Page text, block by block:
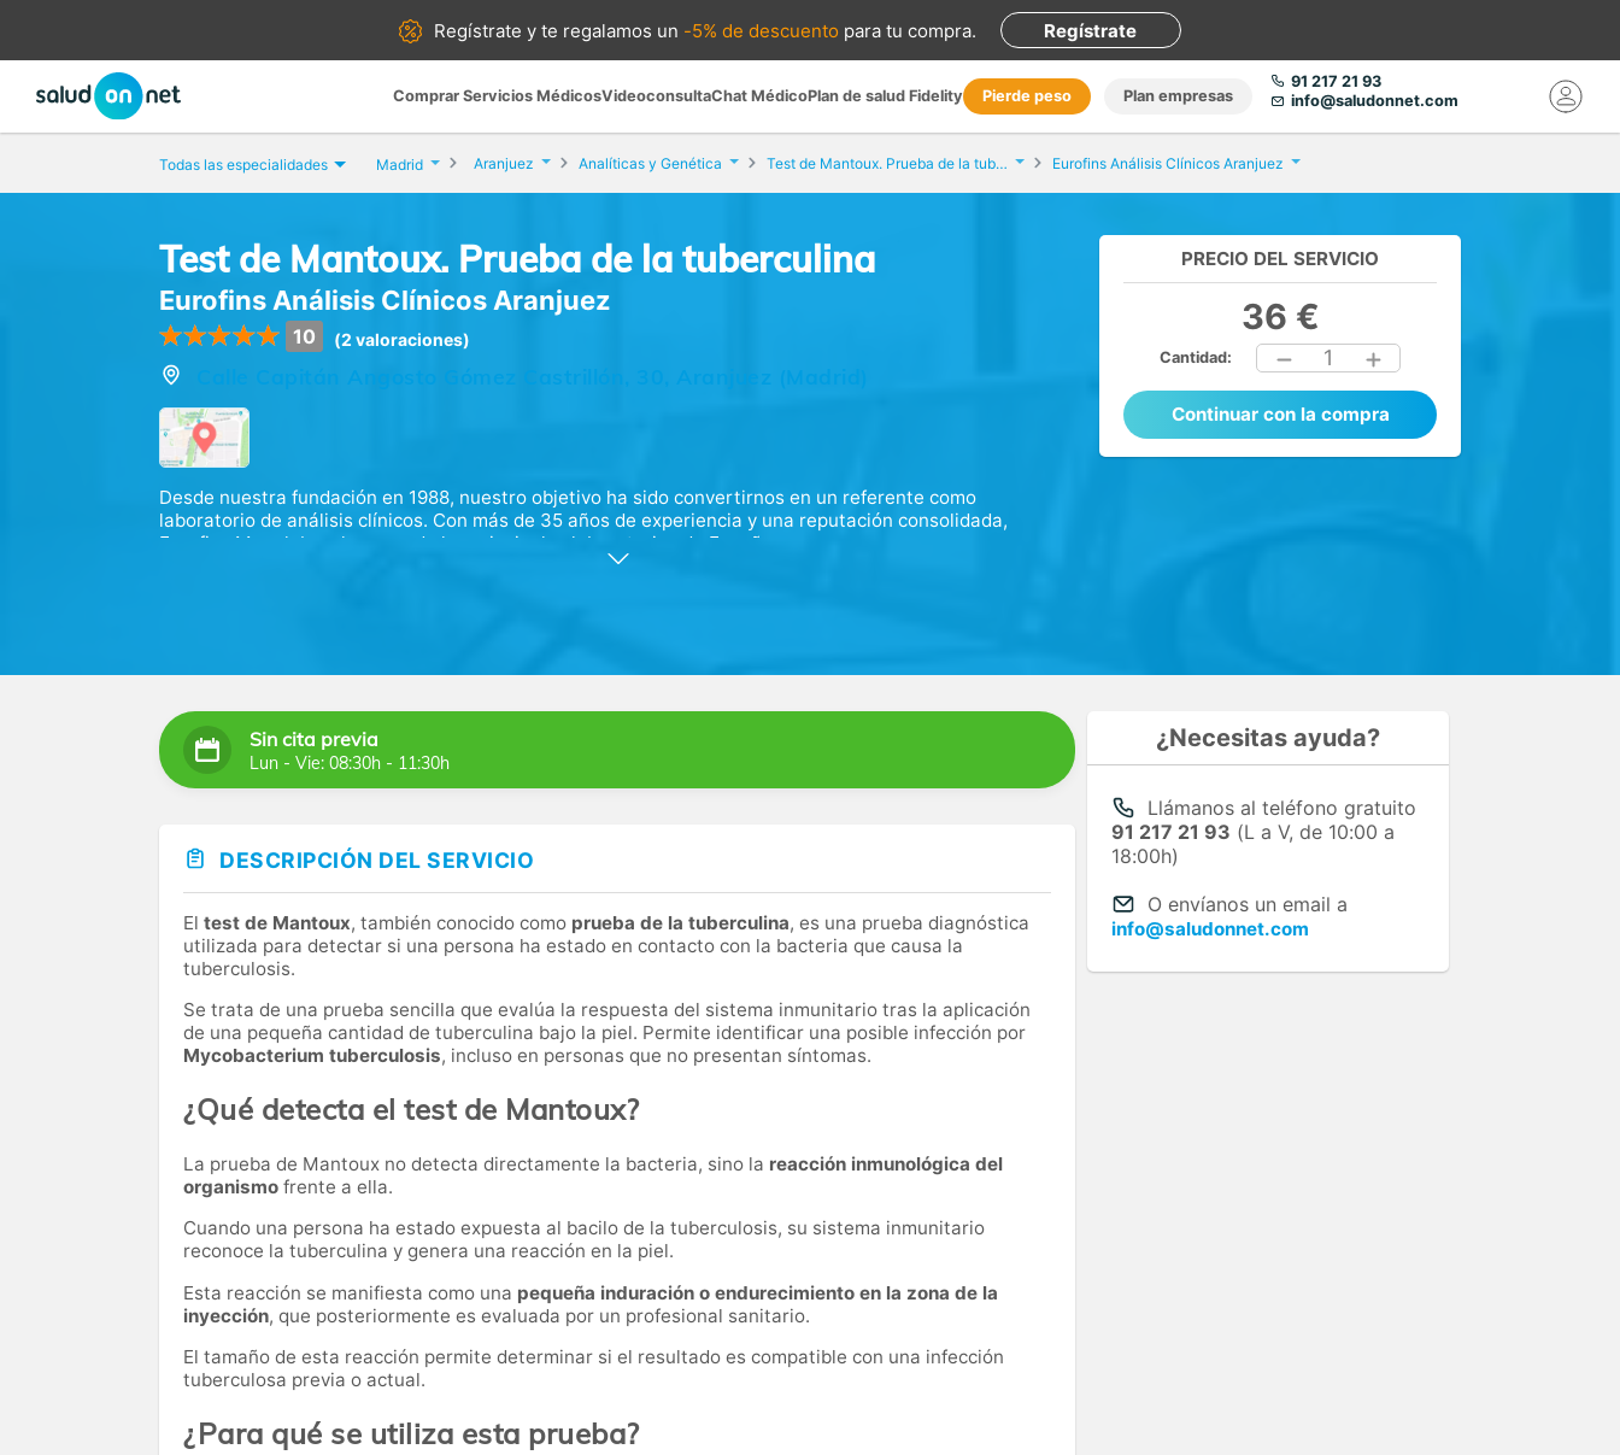
Regístrate yte regalamos un -5% de descuento para tu compra. Regístrate
Comprar Servicios MédicosVideoconsultaChat MédicoPlan de salud Fidelity Pierde peso Plan empresas
91 217 21 93
info@saludonnet.com
Todas las especialidades Madrid Aranjuez Analíticas y Genética Test de Mantoux. Prueba de la tuberculina Eurofins Análisis Clínicos Aranjuez
Test de Mantoux. Prueba de la tuberculina
Eurofins Análisis Clínicos Aranjuez
10 (2 valoraciones)
Calle Capitán Angosto Gómez Castrillón, 30, Aranjuez (Madrid)
Desde nuestra fundación en 1988, nuestro objetivo ha sido convertirnos en un referente como
laboratorio de análisis clínicos. Con más de 35 años de experiencia y una reputación consolidada,
Eurofins Megalab es hoy uno de los principales laboratorios de España.
En nuestros laboratorios realizamos más de 50 millones de análisis anualmente gracias a la aplicación de
PRECIO DEL SERVICIO
36 €
Cantidad: 1
Continuar con la compra
Sin cita previa
Lun - Vie: 08:30h - 11:30h
DESCRIPCIÓN DEL SERVICIO
El test de Mantoux, también conocido como prueba de la tuberculina, es una prueba diagnóstica
utilizada para detectar si una persona ha estado en contacto con la bacteria que causa la
tuberculosis.
Se trata de una prueba sencilla que evalúa la respuesta del sistema inmunitario tras la aplicación
de una pequeña cantidad de tuberculina bajo la piel. Permite identificar una posible infección por
Mycobacterium tuberculosis, incluso en personas que no presentan síntomas.
¿Qué detecta el test de Mantoux?
La prueba de Mantoux no detecta directamente la bacteria, sino la reacción inmunológica del
organismo frente a ella.
Cuando una persona ha estado expuesta al bacilo de la tuberculosis, su sistema inmunitario
reconoce la tuberculina y genera una reacción en la piel.
Esta reacción se manifiesta como una pequeña induración o endurecimiento en la zona de la
inyección, que posteriormente es evaluada por un profesional sanitario.
El tamaño de esta reacción permite determinar si el resultado es compatible con una infección
tuberculosa previa o actual.
¿Para qué se utiliza esta prueba?
¿Necesitas ayuda?
Llámanos al teléfono gratuito
91 217 21 93 (L a V, de 10:00 a
18:00h)
O envíanos un email a
info@saludonnet.com